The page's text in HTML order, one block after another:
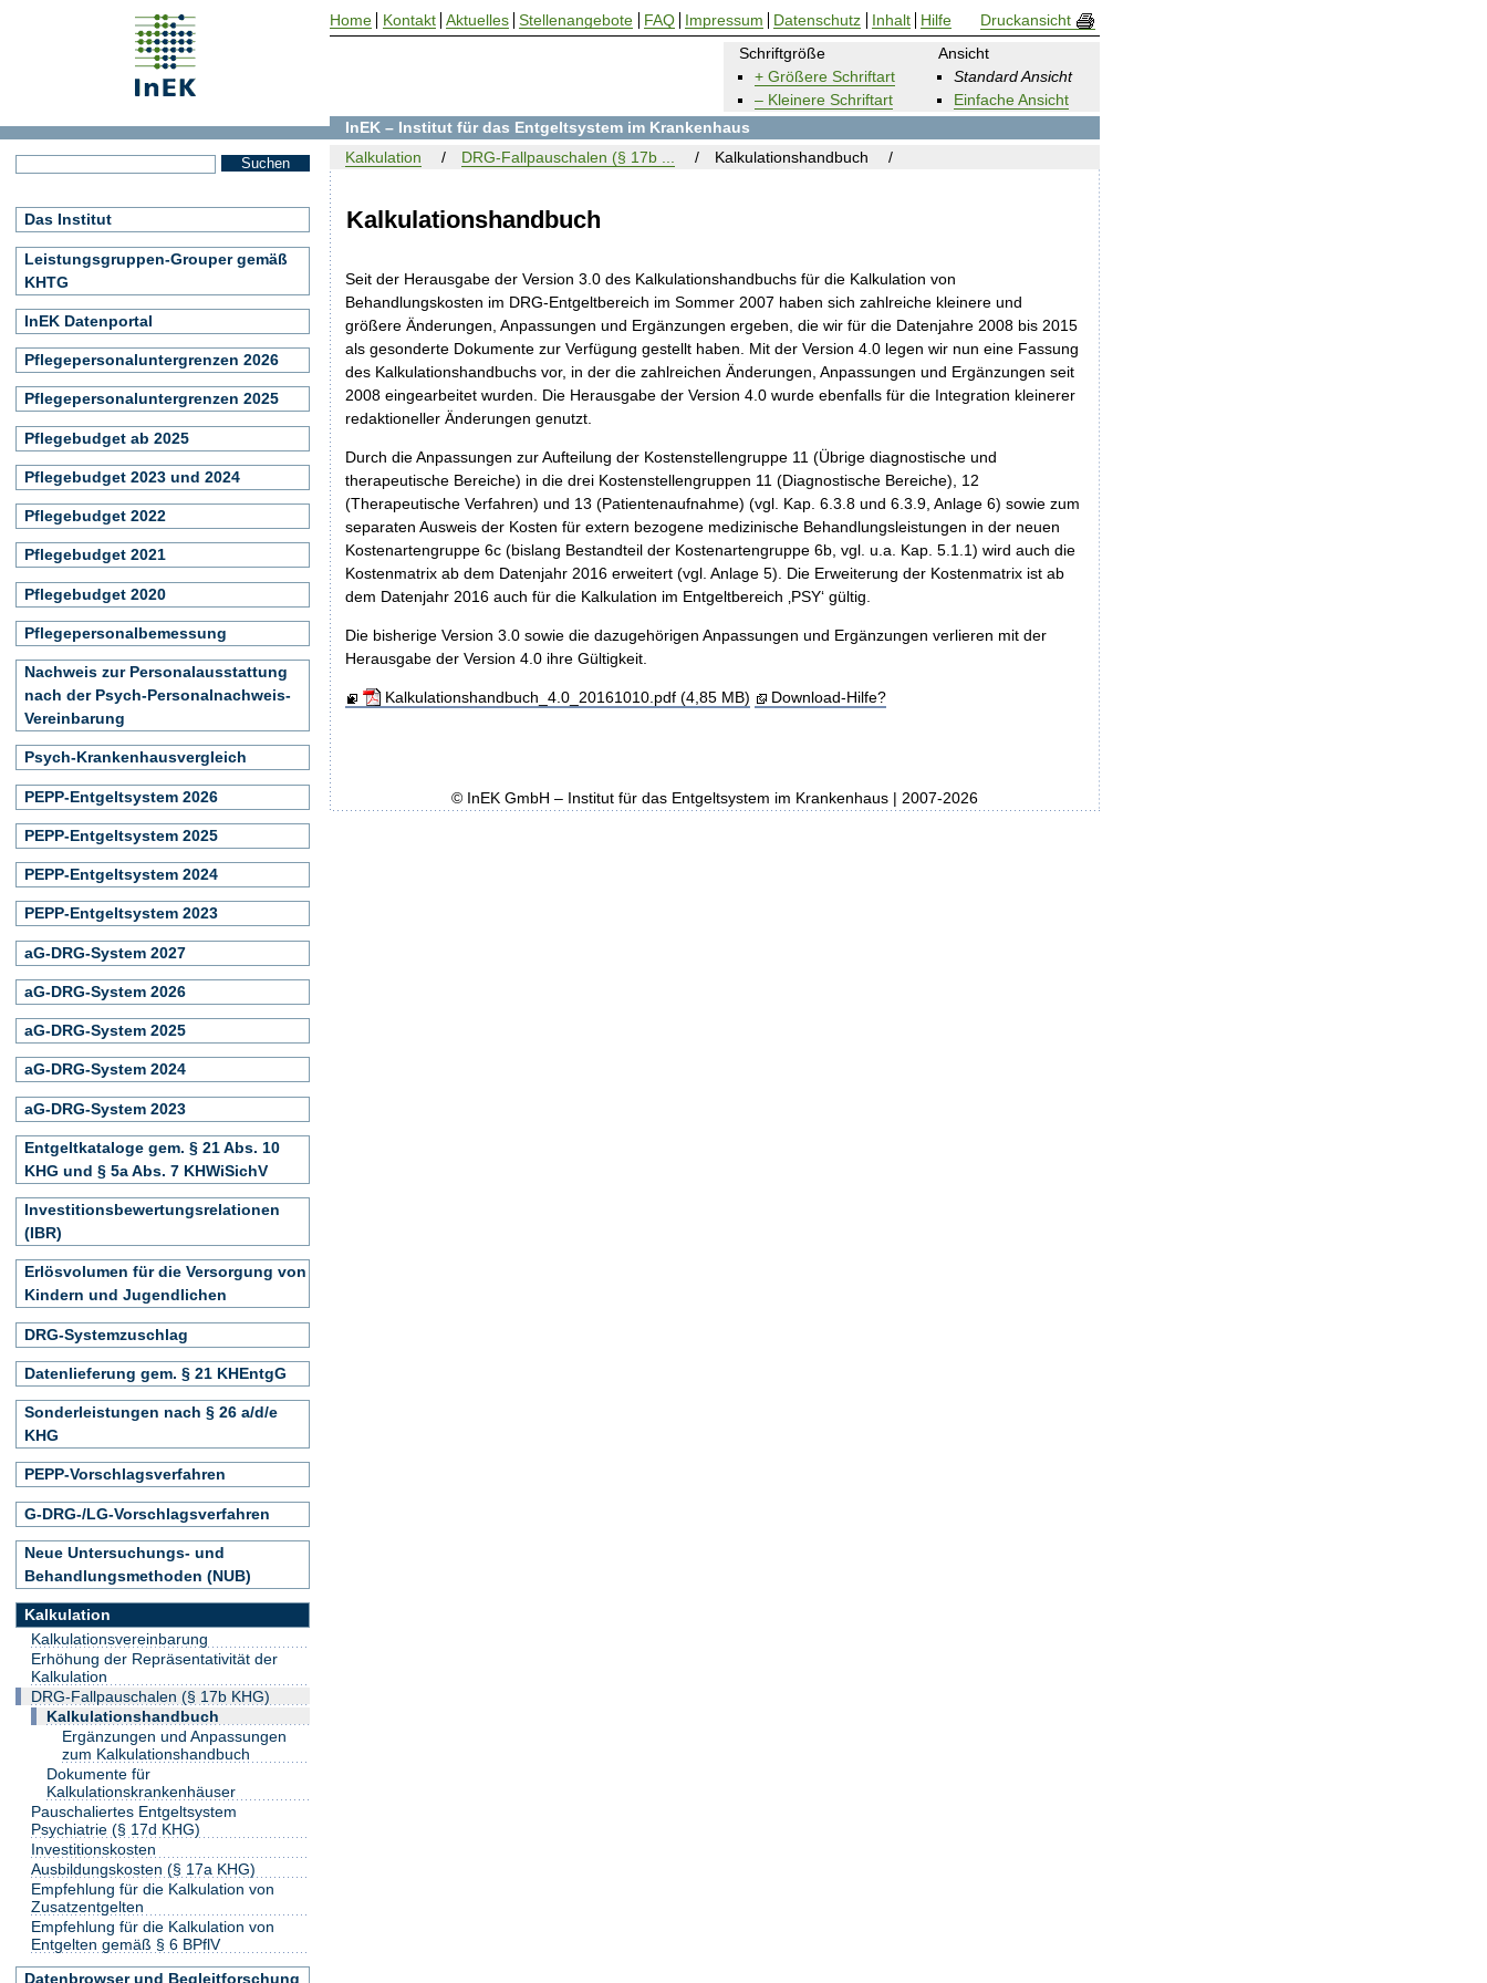
Kalkulationshandbuch
Schriftgröße
+ Größere Schriftart
– Kleinere Schriftart
Ansicht
Standard Ansicht
Einfache Ansicht
Seit der Herausgabe der Version 3.0 des Kalkulationshandbuchs für die Kalkulation von
Behandlungskosten im DRG-Entgeltbereich im Sommer 2007 haben sich zahlreiche kleinere und
größere Änderungen, Anpassungen und Ergänzungen ergeben, die wir für die Datenjahre 2008 bis 2015
als gesonderte Dokumente zur Verfügung gestellt haben. Mit der Version 4.0 legen wir nun eine Fassung
des Kalkulationshandbuchs vor, in der die zahlreichen Änderungen, Anpassungen und Ergänzungen seit
2008 eingearbeitet wurden. Die Herausgabe der Version 4.0 wurde ebenfalls für die Integration kleinerer
redaktioneller Änderungen genutzt.
Durch die Anpassungen zur Aufteilung der Kostenstellengruppe 11 (Übrige diagnostische und
therapeutische Bereiche) in die drei Kostenstellengruppen 11 (Diagnostische Bereiche), 12
(Therapeutische Verfahren) und 13 (Patientenaufnahme) (vgl. Kap. 6.3.8 und 6.3.9, Anlage 6) sowie zum
separaten Ausweis der Kosten für extern bezogene medizinische Behandlungsleistungen in der neuen
Kostenartengruppe 6c (bislang Bestandteil der Kostenartengruppe 6b, vgl. u.a. Kap. 5.1.1) wird auch die
Kostenmatrix ab dem Datenjahr 2016 erweitert (vgl. Anlage 5). Die Erweiterung der Kostenmatrix ist ab
dem Datenjahr 2016 auch für die Kalkulation im Entgeltbereich ‚PSY‘ gültig.
Die bisherige Version 3.0 sowie die dazugehörigen Anpassungen und Ergänzungen verlieren mit der
Herausgabe der Version 4.0 ihre Gültigkeit.
Kalkulationshandbuch_4.0_20161010.pdf (4,85 MB) Download-Hilfe?
InEK – Institut für das Entgeltsystem im Krankenhaus
Kalkulation
DRG-Fallpauschalen (§ 17b ... Kalkulationshandbuch
Das Institut
Leistungsgruppen-Grouper gemäß
KHTG
InEK Datenportal
Pflegepersonaluntergrenzen 2026
Pflegepersonaluntergrenzen 2025
Pflegebudget ab 2025
Pflegebudget 2023 und 2024
Pflegebudget 2022
Pflegebudget 2021
Pflegebudget 2020
Pflegepersonalbemessung
Nachweis zur Personalausstattung
nach der Psych-Personalnachweis-
Vereinbarung
Psych-Krankenhausvergleich
PEPP-Entgeltsystem 2026
PEPP-Entgeltsystem 2025
PEPP-Entgeltsystem 2024
PEPP-Entgeltsystem 2023
aG-DRG-System 2027
aG-DRG-System 2026
aG-DRG-System 2025
aG-DRG-System 2024
aG-DRG-System 2023
Entgeltkataloge gem. § 21 Abs. 10
KHG und § 5a Abs. 7 KHWiSichV
Investitionsbewertungsrelationen
(IBR)
Erlösvolumen für die Versorgung von
Kindern und Jugendlichen
DRG-Systemzuschlag
Datenlieferung gem. § 21 KHEntgG
Sonderleistungen nach § 26 a/d/e
KHG
PEPP-Vorschlagsverfahren
G-DRG-/LG-Vorschlagsverfahren
Neue Untersuchungs- und
Behandlungsmethoden (NUB)
Kalkulation
Kalkulationsvereinbarung
Erhöhung der Repräsentativität der
Kalkulation
DRG-Fallpauschalen (§ 17b KHG)
Kalkulationshandbuch
Ergänzungen und Anpassungen
zum Kalkulationshandbuch
Dokumente für
Kalkulationskrankenhäuser
Pauschaliertes Entgeltsystem
Psychiatrie (§ 17d KHG)
Investitionskosten
Ausbildungskosten (§ 17a KHG)
Empfehlung für die Kalkulation von
Zusatzentgelten
Empfehlung für die Kalkulation von
Entgelten gemäß § 6 BPflV
Datenbrowser und Begleitforschung
Home Kontakt Aktuelles Stellenangebote FAQ Impressum Datenschutz Inhalt Hilfe Druckansicht
© InEK GmbH – Institut für das Entgeltsystem im Krankenhaus | 2007-2026